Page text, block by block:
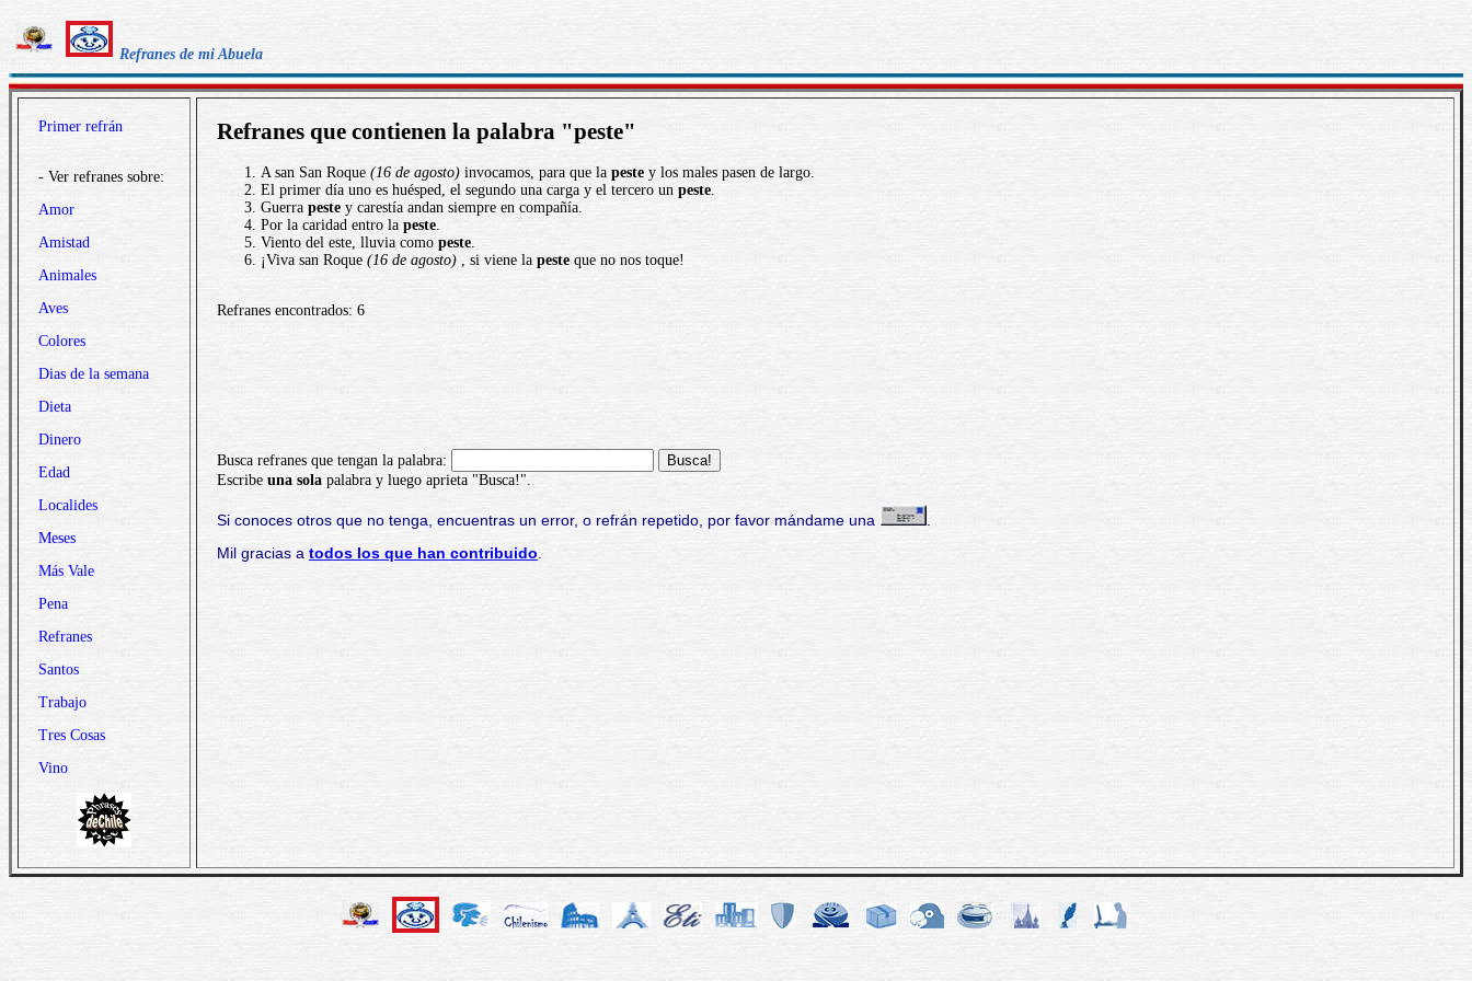
Refranes de mi Abuela
Primer refrán
- Ver refranes sobre:
Amor
Amistad
Animales
Aves
Colores
Dias de la semana
Dieta
Dinero
Edad
Localides
Meses
Más Vale
Pena
Refranes
Santos
Trabajo
Tres Cosas
Vino
Refranes que contienen la palabra "peste"
A san San Roque (16 de agosto) invocamos, para que la peste y los males pasen de largo.
El primer día uno es huésped, el segundo una carga y el tercero un peste.
Guerra peste y carestía andan siempre en compañía.
Por la caridad entro la peste.
Viento del este, lluvia como peste.
¡Viva san Roque (16 de agosto) , si viene la peste que no nos toque!
Refranes encontrados: 6
Busca refranes que tengan la palabra:
Escribe una sola palabra y luego aprieta "Busca!".
Si conoces otros que no tenga, encuentras un error, o refrán repetido, por favor mándame una
Mil gracias a todos los que han contribuido